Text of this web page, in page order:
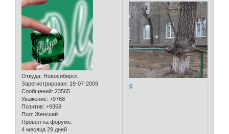
Откуда: Новосибирск
Зарегистрирован: 19-07-2009
Сообщений: 23565
Уважение: +9768
Позитив: +9358
Пол: Женский
Провел на форуме:
4 месяца 29 дней
0